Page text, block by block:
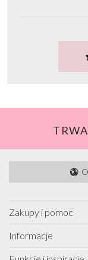
Zakupy i pomoc
Informacje